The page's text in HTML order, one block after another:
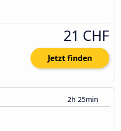
21 CHF
Jetzt finden
2h 25min